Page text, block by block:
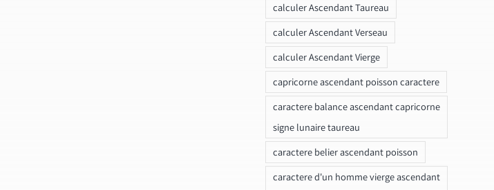
calculer Ascendant Taureau
calculer Ascendant Verseau
calculer Ascendant Vierge
capricorne ascendant poisson caractere
caractere balance ascendant capricorne
signe lunaire taureau
caractere belier ascendant poisson
caractere d'un homme vierge ascendant